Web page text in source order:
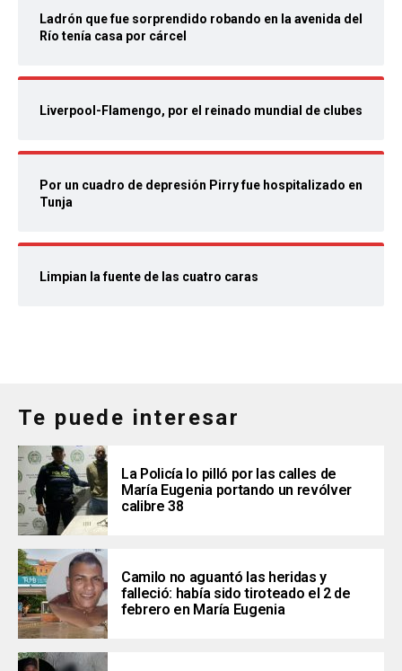
Ladrón que fue sorprendido robando en la avenida del
Río tenía casa por cárcel
Liverpool-Flamengo, por el reinado mundial de clubes
Por un cuadro de depresión Pirry fue hospitalizado en
Tunja
Limpian la fuente de las cuatro caras
Te puede interesar
La Policía lo pilló por las calles de
María Eugenia portando un revólver
calibre 38
Camilo no aguantó las heridas y
falleció: había sido tiroteado el 2 de
febrero en María Eugenia